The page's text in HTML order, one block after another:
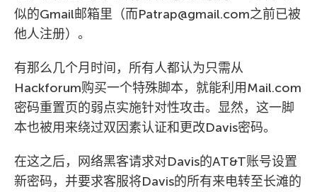
似的Gmail邮箱里（而Patrap@gmail.com之前已被
他人注册）。
有那么几个月时间，所有人都认为只需从
Hackforum购买一个特殊脚本，就能利用Mail.com
密码重置页的弱点实施针对性攻击。显然，这一脚
本也被用来绕过双因素认证和更改Davis密码。
在这之后，网络黑客请求对Davis的AT&T账号设置
新密码，并要求客服将Davis的所有来电转至长滩的